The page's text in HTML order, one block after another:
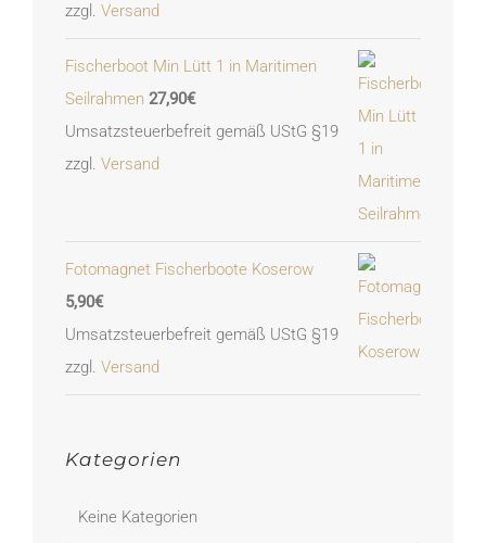
zzgl. Versand
Fischerboot Min Lütt 1 in Maritimen
Seilrahmen 27,90€
Umsatzsteuerbefreit gemäß UStG §19
zzgl. Versand
Fotomagnet Fischerboote Koserow
5,90€
Umsatzsteuerbefreit gemäß UStG §19
zzgl. Versand
Kategorien
Keine Kategorien